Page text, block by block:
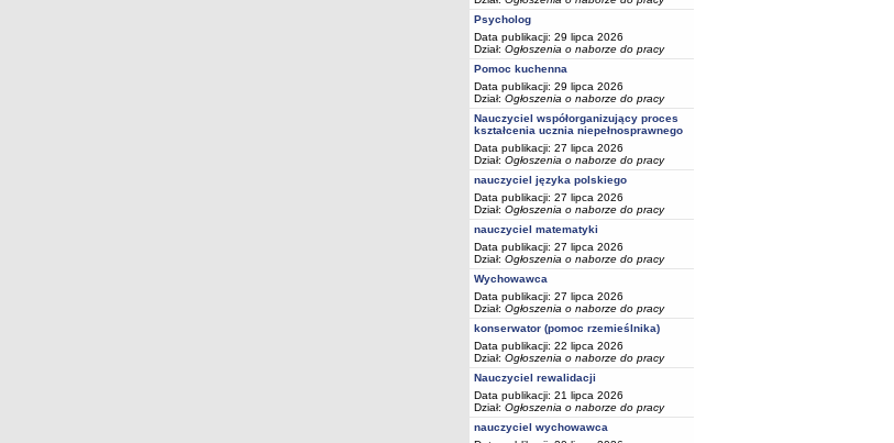
Psycholog
Data publikacji: 29 lipca 2026
Dział: Ogłoszenia o naborze do pracy
Pomoc kuchenna
Data publikacji: 29 lipca 2026
Dział: Ogłoszenia o naborze do pracy
Nauczyciel współorganizujący proces
kształcenia ucznia niepełnosprawnego
Data publikacji: 27 lipca 2026
Dział: Ogłoszenia o naborze do pracy
nauczyciel języka polskiego
Data publikacji: 27 lipca 2026
Dział: Ogłoszenia o naborze do pracy
nauczyciel matematyki
Data publikacji: 27 lipca 2026
Dział: Ogłoszenia o naborze do pracy
Wychowawca
Data publikacji: 27 lipca 2026
Dział: Ogłoszenia o naborze do pracy
konserwator (pomoc rzemieślnika)
Data publikacji: 22 lipca 2026
Dział: Ogłoszenia o naborze do pracy
Nauczyciel rewalidacji
Data publikacji: 21 lipca 2026
Dział: Ogłoszenia o naborze do pracy
nauczyciel wychowawca